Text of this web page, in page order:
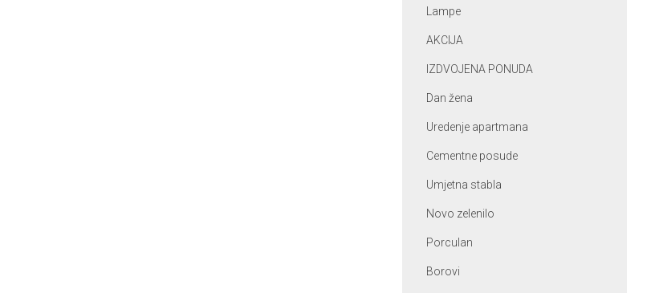
Lampe
AKCIJA
IZDVOJENA PONUDA
Dan žena
Uredenje apartmana
Cementne posude
Umjetna stabla
Novo zelenilo
Porculan
Borovi